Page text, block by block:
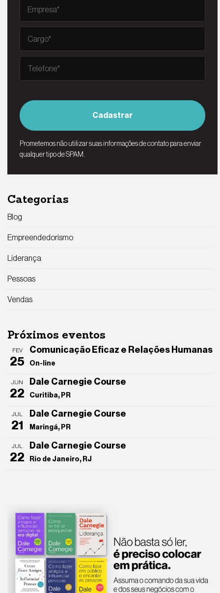
Cadastrar
Prometemos não utilizar suas informações de contato para enviar
qualquer tipo de SPAM.
Categorias
Blog
Empreendedorismo
Liderança
Pessoas
Vendas
Próximos eventos
FEV
25
Comunicação Eficaz e Relações Humanas
On-line
JUN
22
Dale Carnegie Course
Curitiba, PR
JUL
21
Dale Carnegie Course
Maringá, PR
JUL
22
Dale Carnegie Course
Rio de Janeiro, RJ